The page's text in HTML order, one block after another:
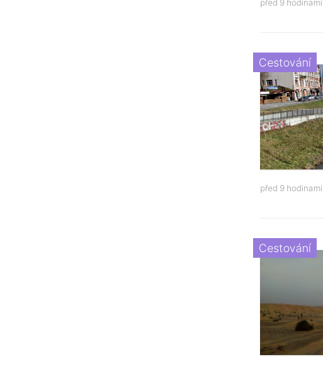
před 9
Cestování
před 9
Cestování